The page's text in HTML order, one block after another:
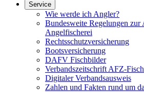
Service
Wie werde ich Angler?
Bundesweite Regelungen zur
Angelfischerei
Rechtsschutzversicherung
Bootsversicherung
DAFV Fischbilder
Verbandszeitschrift AFZ-
Digitaler Verbandsausweis
Zahlen und Fakten rund um